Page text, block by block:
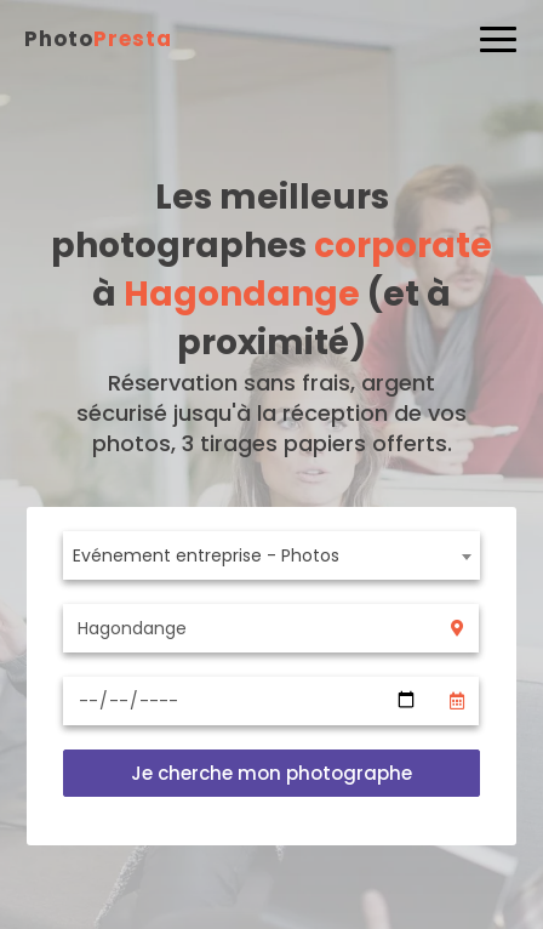
PhotoPresta
Les meilleurs
photographes corporate
à Hagondange (et à
proximité)
Réservation sans frais, argent
sécurisé jusqu'à la réception de vos
photos, 3 tirages papiers offerts.
Evénement entreprise - Photos
Je cherche mon photographe